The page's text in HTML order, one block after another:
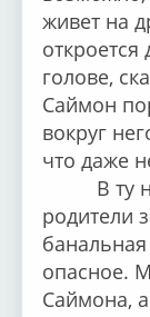
живет на
голове,
Саймон
вокруг
что даже
В ту
родители
опасное.
Саймона,